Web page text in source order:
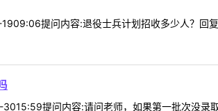
提问内容:退役士兵计划招收多少人？回
提问内容:请问老师，如果第一批次没录